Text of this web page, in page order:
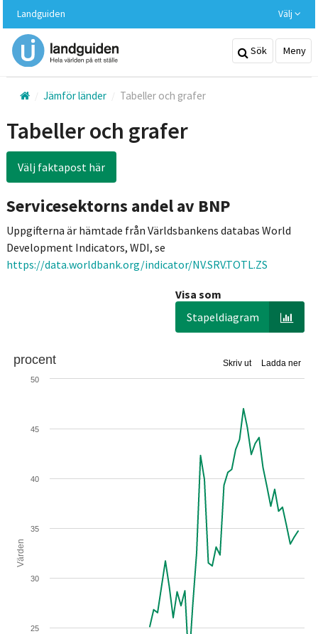
huvudinnehållet
Landguiden Välj
Sök Meny
Jämför länder Tabeller och grafer
Tabeller och grafer
Välj faktapost här
Servicesektorns andel av BNP
Uppgifterna är hämtade från Världsbankens databas World
Development Indicators, WDI, se
https://data.worldbank.org/indicator/NV.SRV.TOTL.ZS
Visa som
Stapeldiagram
Ladda ner
Skriv ut
Värden
procent
25
30
35
40
45
50